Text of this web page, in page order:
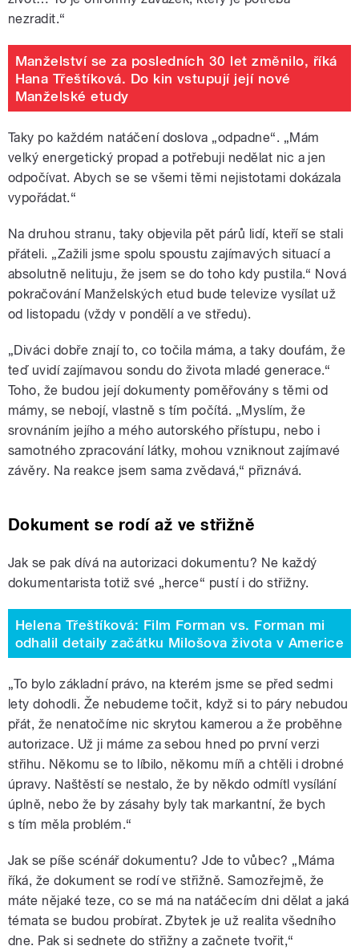
nezradit.“
Manželství se za posledních 30 let změnilo, říká
Hana Třeštíková. Do kin vstupují její nové
Manželské etudy
Taky po každém natáčení doslova „odpadne“. „Mám
velký energetický propad a potřebuji nedělat nic a jen
odpočívat. Abych se se všemi těmi nejistotami dokázala
vypořádat.“
Na druhou stranu, taky objevila pět párů lidí, kteří se stali
přáteli. „Zažili jsme spolu spoustu zajímavých situací a
absolutně nelituju, že jsem se do toho kdy pustila.“ Nová
pokračování Manželských etud bude televize vysílat už
od listopadu (vždy v pondělí a ve středu).
„Diváci dobře znají to, co točila máma, a taky doufám, že
teď uvidí zajímavou sondu do života mladé generace.“
Toho, že budou její dokumenty poměřovány s těmi od
mámy, se nebojí, vlastně s tím počítá. „Myslím, že
srovnáním jejího a mého autorského přístupu, nebo i
samotného zpracování látky, mohou vzniknout zajímavé
závěry. Na reakce jsem sama zvědavá,“ přiznává.
Dokument se rodí až ve střižně
Jak se pak dívá na autorizaci dokumentu? Ne každý
dokumentarista totiž své „herce“ pustí i do střižny.
Helena Třeštíková: Film Forman vs. Forman mi
odhalil detaily začátku Milošova života v Americe
„To bylo základní právo, na kterém jsme se před sedmi
lety dohodli. Že nebudeme točit, když si to páry nebudou
přát, že nenatočíme nic skrytou kamerou a že proběhne
autorizace. Už ji máme za sebou hned po první verzi
střihu. Někomu se to líbilo, někomu míň a chtěli i drobné
úpravy. Naštěstí se nestalo, že by někdo odmítl vysílání
úplně, nebo že by zásahy byly tak markantní, že bych
s tím měla problém.“
Jak se píše scénář dokumentu? Jde to vůbec? „Máma
říká, že dokument se rodí ve střižně. Samozřejmě, že
máte nějaké teze, co se má na natáčecím dni dělat a jaká
témata se budou probírat. Zbytek je už realita všedního
dne. Pak si sednete do střižny a začnete tvořit,“